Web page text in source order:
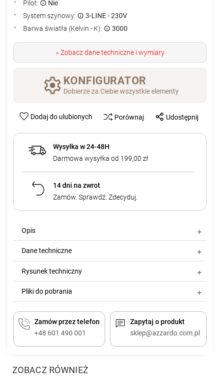
Pilot:
Nie
System szynowy:
3-LINE - 230V
Barwa światła (Kelvin - K):
3000
>Zobacz dane techniczne i wymiary
KONFIGURATOR
Dobierze za Ciebie wszystkie elementy
Dodaj do ulubionych Porównaj Udostępnij
Wysyłka w 24-48H
Darmowa wysyłka od 199,00 zł
14 dni na zwrot
Zamów. Sprawdź. Zdecyduj.
Opis
Dane techniczne
Rysunek techniczny
Pliki do pobrania
Zamów przez telefon
+48 601 490 001
Zapytaj o produkt
sklep@azzardo.com.pl
ZOBACZ RÓWNIEŻ